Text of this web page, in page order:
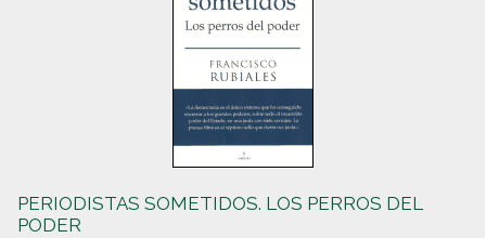
PERIODISTAS SOMETIDOS. LOS PERROS DEL
PODER